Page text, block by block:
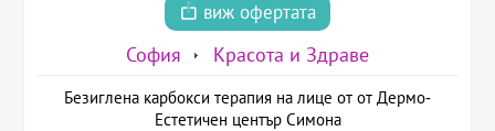
виж офертата
София Красота и Здраве
Безиглена карбокси терапия на лице от от Дермо-
Естетичен център Симона